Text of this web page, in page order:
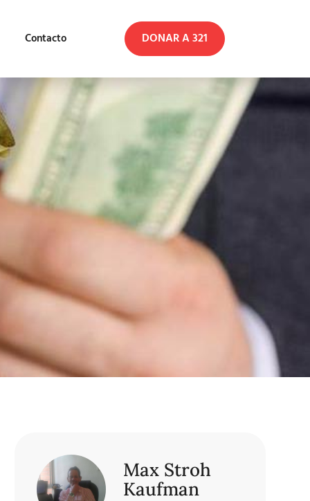
Contacto DONAR A 321
Max Stroh
Kaufman